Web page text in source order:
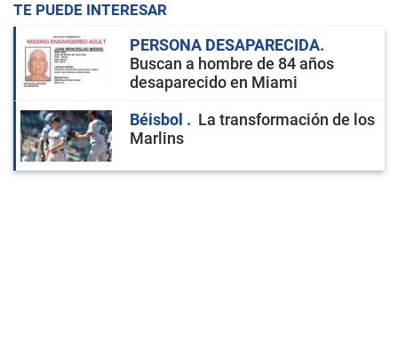
TE PUEDE INTERESAR
PERSONA DESAPARECIDA
Buscan a hombre de 84 años
desaparecido en Miami
Béisbol
La transformación de los
Marlins